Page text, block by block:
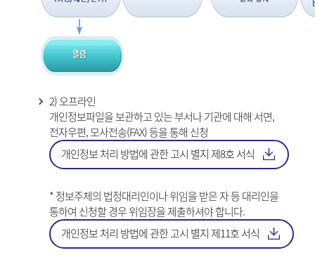
2) 오프라인
개인정보파일을 보관하고 있는 부서나 기관에 대해 서면,
전자우편, 모사전송(FAX) 등을 통해 신청
개인정보 처리 방법에 관한 고시 별지 제8호 서식
* 정보주체의 법정대리인이나 위임을 받은 자 등 대리인을
통하여 신청할 경우 위임장을 제출하셔야 합니다.
개인정보 처리 방법에 관한 고시 별지 제11호 서식